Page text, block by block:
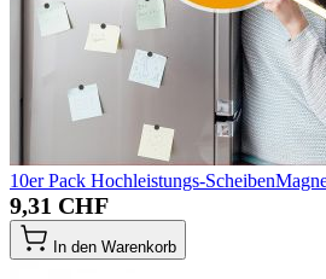
10er Pack Hochleistungs-
9,31 CHF
In den Warenkorb